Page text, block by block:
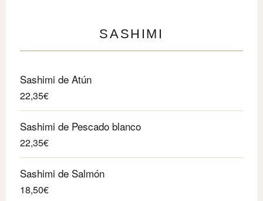
SASHIMI
Sashimi de Atún
22,35€
Sashimi de Pescado blanco
22,35€
Sashimi de Salmón
18,50€